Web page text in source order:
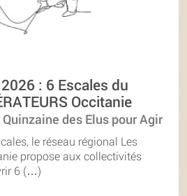
: 6 Escales du
Occitanie
des Elus pour Agir
le réseau régional Les
propose aux collectivités
6 (…)